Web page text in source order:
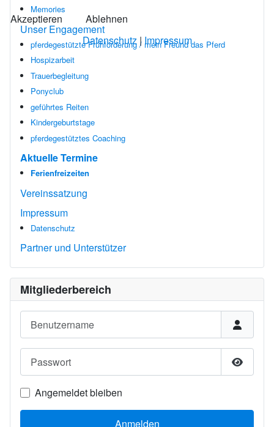
Memories
Unser Engagement
pferdegestützte Frühförderung / mein Freund das Pferd
Hospizarbeit
Trauerbegleitung
Ponyclub
geführtes Reiten
Kindergeburtstage
pferdegestütztes Coaching
Aktuelle Termine
Ferienfreizeiten
Vereinssatzung
Impressum
Datenschutz
Partner und Unterstützer
Mitgliederbereich
Benutzername
Passwort
Angemeldet bleiben
Anmelden
Akzeptieren
Ablehnen
Datenschutz | Impressum